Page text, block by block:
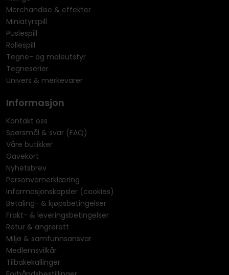
Merchandise & effekter
Miniatyrspill
Puslespill
Rollespill
Tegne- og maleutstyr
Tegneserier
Univers & merkevarer
Informasjon
Kontakt oss
Spørsmål & svar (FAQ)
Våre butikker
Gavekort
Nyhetsbrev
Personvernerklæring
Informasjonskapsler (cookies)
Betaling- & kjøpsbetingelser
Frakt- & leveringsbetingelser
Retur & angrerett
Miljø & samfunnsansvar
Medlemsvilkår
Tilbakekallinger